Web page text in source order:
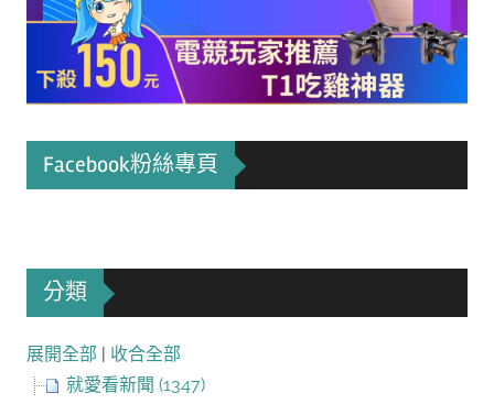
Facebook粉絲專頁
分類
展開全部 | 收合全部
就愛看新聞 (1347)